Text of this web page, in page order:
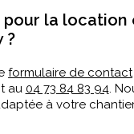
pour la location
?
formulaire de contact
au 04 73 84 83 94.
à votre